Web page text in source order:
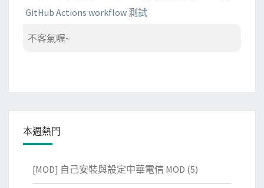
GitHub Actions workflow 測試
不客氣喔~
本週熱門
[MOD] 自己安裝與設定中華電信 MOD (5)